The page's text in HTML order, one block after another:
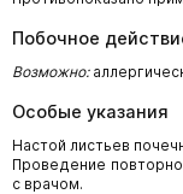
Побочное
Возможно:
Особые указания
Настой листьев
Проведение
с врачом.